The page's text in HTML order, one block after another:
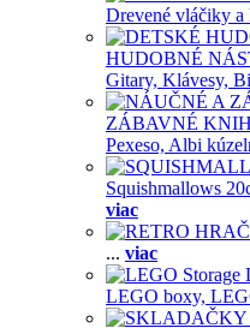
Drevené vláčiky
HUDOBNÉ
Gitary, Klávesy,
ZÁBAVNÉ
Pexeso, Albi
Squishmallows
viac
... viac
LEGO boxy,